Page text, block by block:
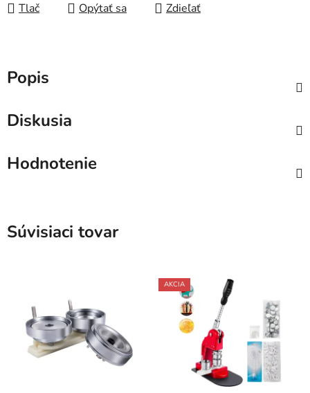
Tlač Opýtať sa Zdieľať
Popis
Diskusia
Hodnotenie
Súvisiaci tovar
AKCIA